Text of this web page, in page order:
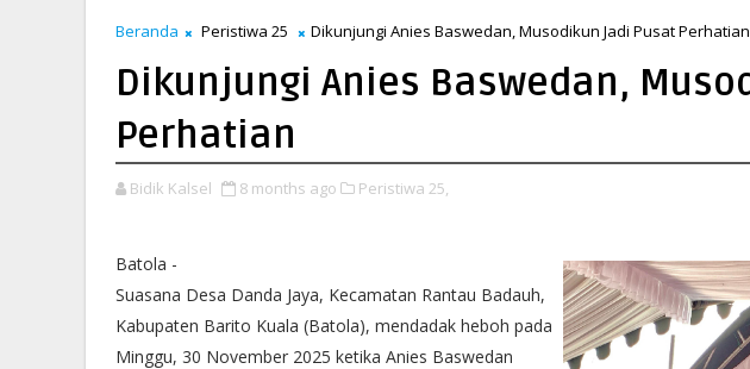
Beranda Peristiwa 25 Dikunjungi Anies Baswedan, Musodikun Jadi Pusat Perhatian
Dikunjungi Anies Baswedan,
Perhatian
Bidik Kalsel 8 months ago Peristiwa 25,
Batola -
Suasana Desa Danda Jaya, Kecamatan Rantau Badauh,
Kabupaten Barito Kuala (Batola), mendadak heboh pada
Minggu, 30 November 2025 ketika Anies Baswedan